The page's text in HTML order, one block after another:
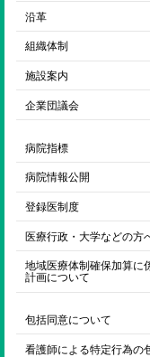
沿革
組織体制
施設案内
企業団議会
病院指標
病院情報公開
登録医制度
医療行政・大学などの方
地域医療体制確保加算に
計画について
包括同意について
看護師による特定行為の